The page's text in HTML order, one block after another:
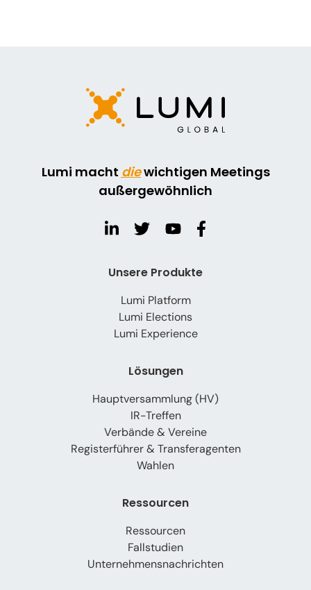
Lumi macht diewichtigen Meetings
außergewöhnlich
Unsere Produkte
Lumi Platform
Lumi Elections
Lumi Experience
Lösungen
Hauptversammlung (HV)
IR-Treffen
Verbände & Vereine
Registerführer & Transferagenten
Wahlen
Ressourcen
Ressourcen
Fallstudien
Unternehmensnachrichten